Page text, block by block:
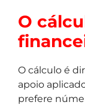
O
O cálculo é
apoio
prefere